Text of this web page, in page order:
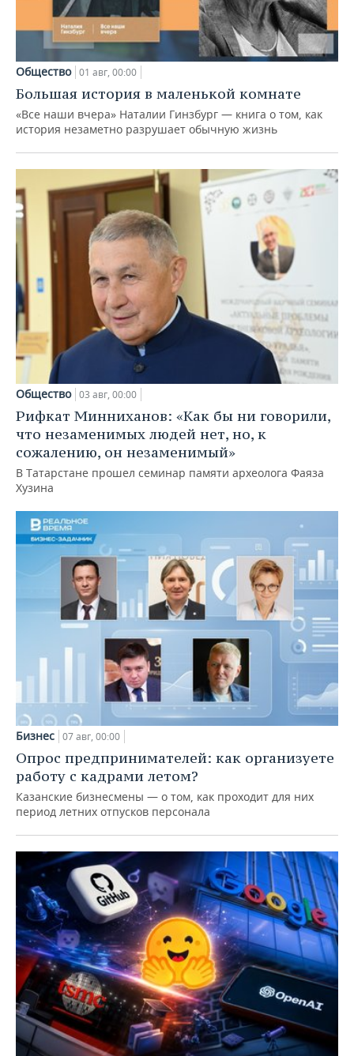
Общество 01 авг, 00:00
Большая история в маленькой комнате
«Все наши вчера» Наталии Гинзбург — книга о том, как
история незаметно разрушает обычную жизнь
Общество 03 авг, 00:00
Рифкат Минниханов: «Как бы ни говорили,
что незаменимых людей нет, но, к
сожалению, он незаменимый»
В Татарстане прошел семинар памяти археолога Фаяза
Хузина
Бизнес 07 авг, 00:00
Опрос предпринимателей: как организуете
работу с кадрами летом?
Казанские бизнесмены — о том, как проходит для них
период летних отпусков персонала